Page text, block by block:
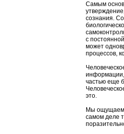
Самым
сознания.
с
может
процессов,
частью еще
это.
Мы ощущаем
самом деле